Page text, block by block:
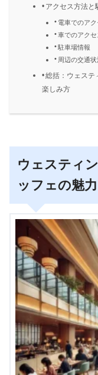
アクセス方法と
電車でのアク
車でのアクセ
駐車場情報
周辺の交通
総括：ウェステ
楽しみ方
ウェスティ
ッフェの魅力